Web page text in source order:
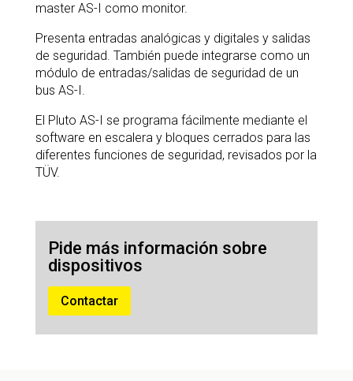
master AS-I como monitor.
Presenta entradas analógicas y digitales y salidas
de seguridad. También puede integrarse como un
módulo de entradas/salidas de seguridad de un
bus AS-I.
El Pluto AS-I se programa fácilmente mediante el
software en escalera y bloques cerrados para las
diferentes funciones de seguridad, revisados por la
TÜV.
Pide más información sobre
dispositivos
Contactar